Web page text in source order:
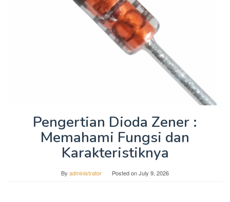
Pengertian Dioda Zener :
Memahami Fungsi dan
Karakteristiknya
By administrator Posted onJuly 9, 2026